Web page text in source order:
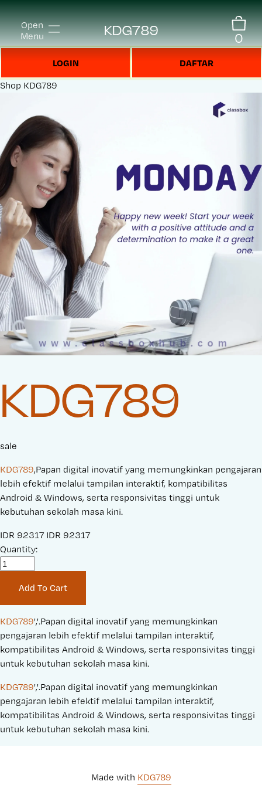
Open
Menu
KDG789 0
LOGIN DAFTAR
Shop KDG789
KDG789
sale
KDG789,Papan digital inovatif yang memungkinkan pengajaran
lebih efektif melalui tampilan interaktif, kompatibilitas
Android & Windows, serta responsivitas tinggi untuk
kebutuhan sekolah masa kini.
S
a
r
i
c
e
:
IDR 92317 O
i
n
a
P
r
c
e
:
IDR 92317
Quantity:
Add To Cart
KDG789','.Papan digital inovatif yang memungkinkan
pengajaran lebih efektif melalui tampilan interaktif,
kompatibilitas Android & Windows, serta responsivitas tinggi
untuk kebutuhan sekolah masa kini.
KDG789','.Papan digital inovatif yang memungkinkan
pengajaran lebih efektif melalui tampilan interaktif,
kompatibilitas Android & Windows, serta responsivitas tinggi
untuk kebutuhan sekolah masa kini.
Made with KDG789